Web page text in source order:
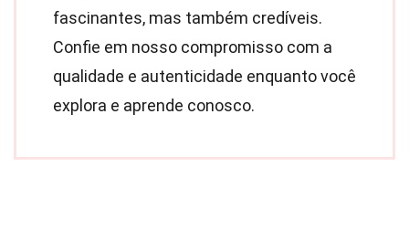
fascinantes, mas também credíveis.
Confie em nosso compromisso com a
qualidade e autenticidade enquanto você
explora e aprende conosco.